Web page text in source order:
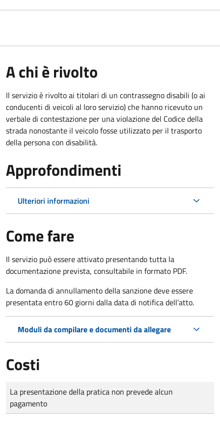
A chi è rivolto
Il servizio è rivolto ai titolari di un contrassegno disabili (o ai
conducenti di veicoli al loro servizio) che hanno ricevuto un
verbale di contestazione per una violazione del Codice della
strada nonostante il veicolo fosse utilizzato per il trasporto
della persona con disabilità.
Approfondimenti
Ulteriori informazioni
Come fare
Il servizio può essere attivato presentando tutta la
documentazione prevista, consultabile in formato PDF.
La domanda di annullamento della sanzione deve essere
presentata entro 60 giorni dalla data di notifica dell’atto.
Moduli da compilare e documenti da allegare
Costi
Tipo di pagamento
Importo
La presentazione della pratica non prevede alcun
pagamento